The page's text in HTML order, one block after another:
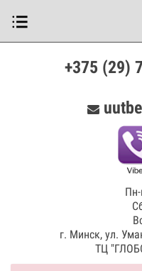
+375 (29)
г. Минск, ул.
ТЦ